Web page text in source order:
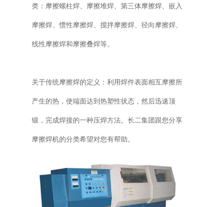
专用机床
其他机床
类：摩擦螺柱焊、摩擦堆焊、第三体摩擦焊、嵌入
摩擦焊、惯性摩擦焊、搅拌摩擦焊、径向摩擦焊、
线性摩擦焊和摩擦叠焊等。
关于传统摩擦焊的定义：利用焊件表面相互摩擦所
产生的热，使端面达到热塑性状态，然后迅速顶
锻，完成焊接的一种压焊方法。长二集团跟您分享
摩擦焊机的分类希望对您有帮助。